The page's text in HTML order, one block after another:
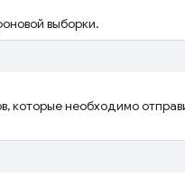
выборки.
которые необходимо